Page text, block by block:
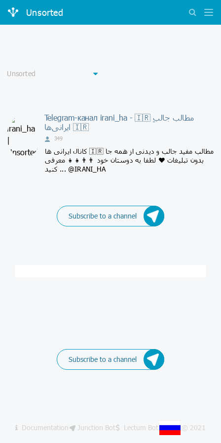
Unsorted
Telegram-канал irani_ha - 🇮🇷 مطالب جالبِ
ایرانی‌ها 🇮🇷
349
کانال ایرانی ها 🇮🇷 مطالب مفید جالب و دیدنی از همه جا
بدون تبلیغات ♥️ لطفا به دوستان خود 👨‍👨‍👧‍👧 معرفی
کنید ... @IRANI_HA
Subscribe to a channel
Subscribe to a channel
Documentation Junction Bot Lectum Bot © 2021